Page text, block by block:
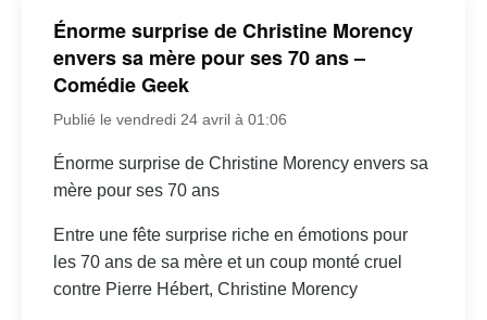
Énorme surprise de Christine Morency
envers sa mère pour ses 70 ans –
Comédie Geek
Publié le vendredi 24 avril à 01:06
Énorme surprise de Christine Morency envers sa
mère pour ses 70 ans
Entre une fête surprise riche en émotions pour
les 70 ans de sa mère et un coup monté cruel
contre Pierre Hébert, Christine Morency